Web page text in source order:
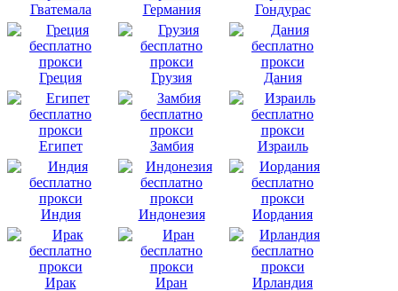
Гватемала Германия Гондурас
Греция Грузия Дания
Египет Замбия Израиль
Индия Индонезия Иордания
Ирак Иран Ирландия